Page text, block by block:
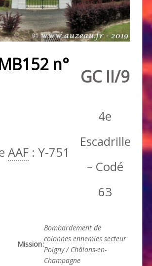
n°
GC II/9
AAF : Y-751
4e
Escadrille
– Codé
63
Mission:
Bombardement de
colonnes ennemies secteur
Poigny / Châlons-en-
Champagne